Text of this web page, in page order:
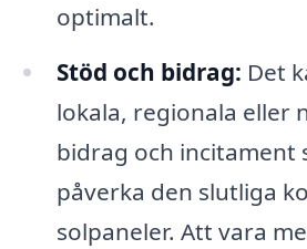
optimalt.
Stöd och bidrag: Det
lokala, regionala eller
bidrag och incitament
påverka den slutliga
solpaneler. Att vara